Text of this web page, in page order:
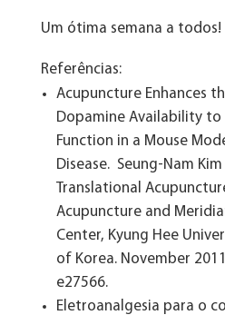
Um ótima semana a todos!
Referências:
Acupuncture Enhances
Dopamine Availability
Function in a Mouse
Disease. Seung-Nam
Translational
Acupuncture and
Center, Kyung Hee
of Korea. November
e27566.
Eletroanalgesia para o